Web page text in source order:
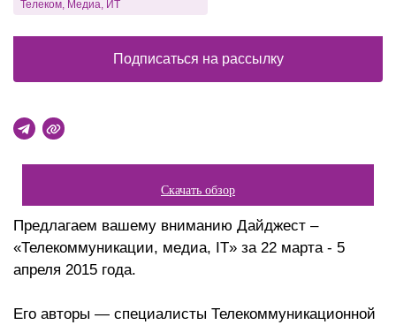
Скачать обзор
Предлагаем вашему вниманию Дайджест –
«Телекоммуникации, медиа, IT» за 22 марта - 5
апреля 2015 года.
Его авторы — специалисты Телекоммуникационной
Телеком, Медиа, ИТ
Подписаться на рассылку